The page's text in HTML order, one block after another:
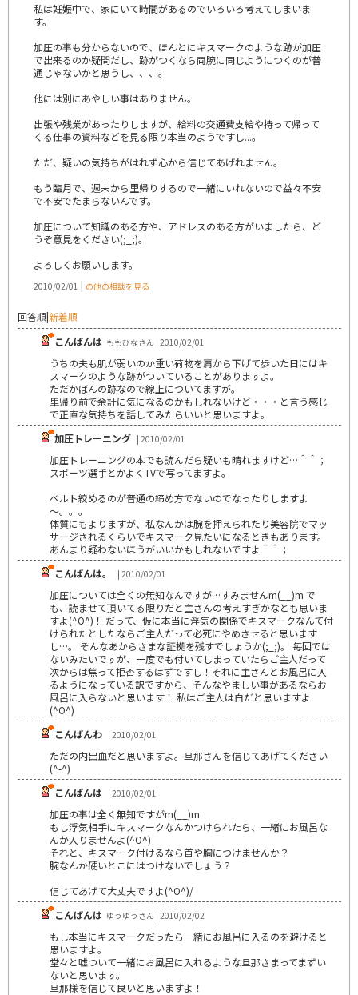
私は妊娠中で、家にいて時間があるのでいろいろ考えてしまいま
す。
加圧の事も分からないので、ほんとにキスマークのような跡が加圧
で出来るのか疑問だし、跡がつくなら両腕に同じようにつくのが普
通じゃないかと思うし、、、。
他には別にあやしい事はありません。
出張や残業があったりしますが、給料の交通費支給や持って帰って
くる仕事の資料などを見る限り本当のようですし...。
ただ、疑いの気持ちがはれず心から信じてあげれません。
もう臨月で、週末から里帰りするので一緒にいれないので益々不安
で不安でたまらないんです。
加圧について知識のある方や、アドレスのある方がいましたら、ど
うぞ意見をください(;_;)。
よろしくお願いします。
2010/02/01 | の他の相談を見る
回答順|新着順
こんばんは ももひなさん | 2010/02/01
うちの夫も肌が弱いのか重い荷物を肩から下げて歩いた日にはキ
スマークのような跡がついていることがありますよ。
ただかばんの跡なので線上についてますが。
里帰り前で余計に気になるのかもしれないけど・・・と言う感じ
で正直な気持ちを話してみたらいいと思いますよ。
加圧トレーニング | 2010/02/01
加圧トレーニングの本でも読んだら疑いも晴れますけど…＾＾；
スポーツ選手とかよくTVで写ってますよ。
ベルト絞めるのが普通の締め方でないのでなったりしますよ
～。。。
体質にもよりますが、私なんかは腕を押えられたり美容院でマッ
サージされるくらいでキスマーク見たいになるときもあります。
あんまり疑わないほうがいいかもしれないですよ＾＾；
こんばんは。
| 2010/02/01
加圧については全くの無知なんですが…すみませんm(__)m で
も、読ませて頂いてる限りだと主さんの考えすぎかなとも思いま
すよ(^O^)！ だって、仮に本当に浮気の関係でキスマークなんて付
けられたとしたならご主人だって必死にやめさせると思います
し…。 そんなあからさまな証拠を残すでしょうか(;_;)。 毎回では
ないみたいですが、一度でも付いてしまっていたらご主人だって
次からは焦って拒否するはずですし！それに主さんとお風呂に入
るようになっている訳ですから、そんなやましい事があるならお
風呂に入らないと思います！ 私はご主人は白だと思いますよ
(^O^)
こんばんわ | 2010/02/01
ただの内出血だと思いますよ。旦那さんを信じてあげてください
(^-^)
こんばんは | 2010/02/01
加圧の事は全く無知ですがm(__)m
もし浮気相手にキスマークなんかつけられたら、一緒にお風呂な
んか入りませんよ(^O^)
それと、キスマーク付けるなら首や胸につけませんか？
腕なんか硬いとこにはつけないでしょう？
信じてあげて大丈夫ですよ(^O^)/
こんばんは ゆうゆうさん | 2010/02/02
もし本当にキスマークだったら一緒にお風呂に入るのを避けると
思いますよ。
堂々と嘘ついて一緒にお風呂に入れるような旦那さまってまずい
ないと思います。
旦那様を信じて良いと思いますよ！